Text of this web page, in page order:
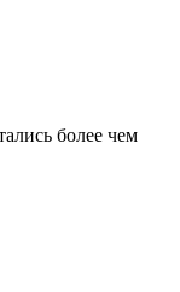
более чем